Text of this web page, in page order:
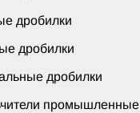
дробилки
дробилки
дробилки
промышленные